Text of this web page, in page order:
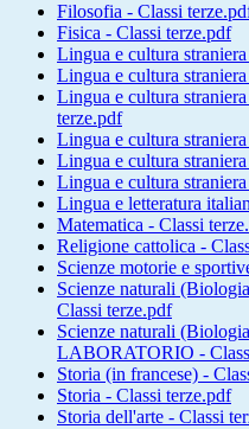
Filosofia - Classi
Fisica - Classi terze.pdf
Lingua e cultura
Lingua e cultura
Lingua e cultura
terze.pdf
Lingua e cultura
Lingua e cultura
Lingua e cultura
Lingua e letteratura
Matematica - Classi
Religione cattolica -
Scienze motorie e
Scienze naturali
Classi terze.pdf
Scienze naturali
LABORATORIO -
Storia (in francese) -
Storia - Classi terze.pdf
Storia dell'arte - Classi